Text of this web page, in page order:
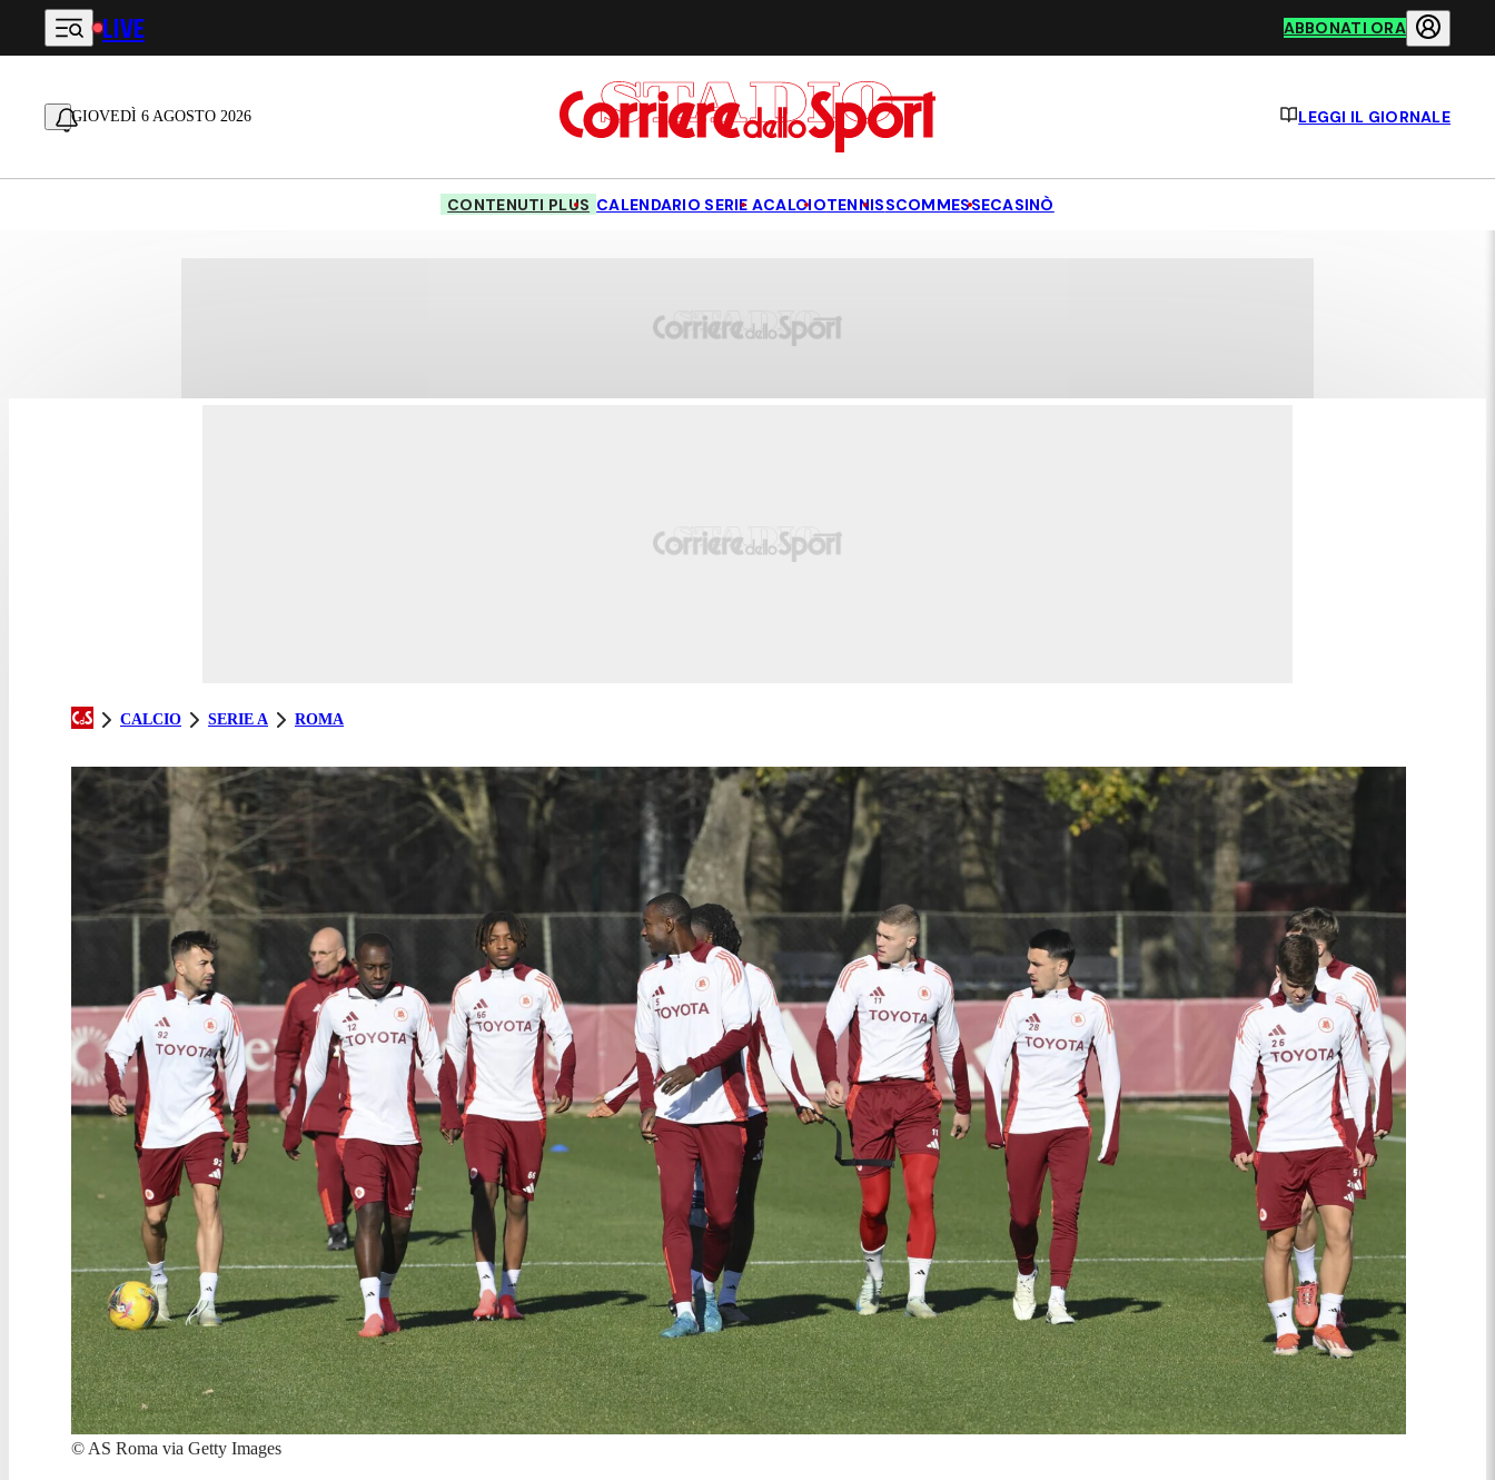
Vai al contenuto principale
LIVE ABBONATI ORA
GIOVEDÌ 6 AGOSTO 2026 LEGGI IL GIORNALE
CONTENUTI PLUS CALENDARIO SERIE ACALCIOTENNISSCOMMESSECASINÒ
CALCIO SERIE A ROMA
© AS Roma via Getty Images